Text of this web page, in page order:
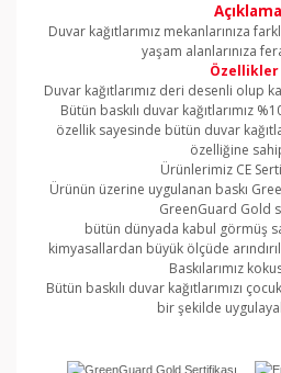
Açıklama
Duvar kağıtlarımız mekanlarınıza
yaşam alanlarınıza
Özellikler
Duvar kağıtlarımız deri desenli olup
Bütün baskılı duvar kağıtlarımız
özellik sayesinde bütün duvar
özelliğine
Ürünlerimiz CE
Ürünün üzerine uygulanan baskı
GreenGuard Gold
bütün dünyada kabul görmüş
kimyasallardan büyük ölçüde
Baskılarımız
Bütün baskılı duvar kağıtlarımızı
bir şekilde